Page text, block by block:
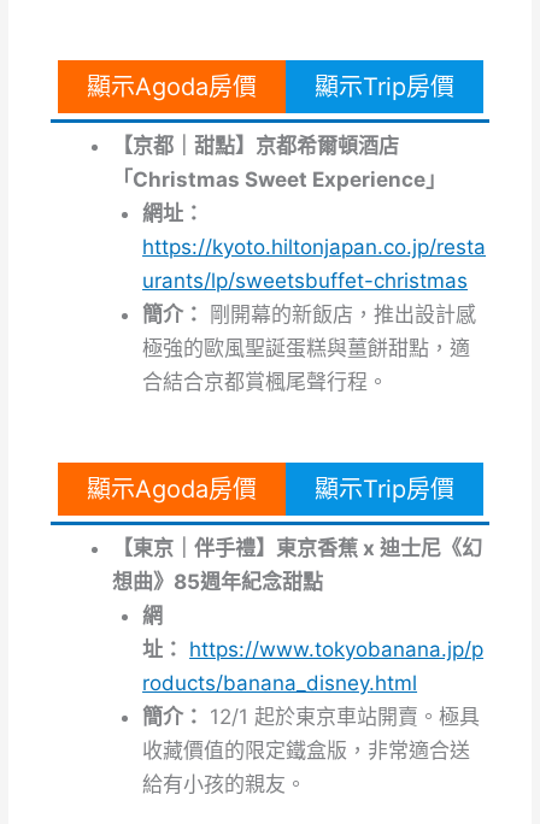
顯示Agoda房價 顯示Trip房價
【京都｜甜點】 京都希爾頓酒店
「Christmas Sweet Experience」
網址：
https://kyoto.hiltonjapan.co.jp/resta
urants/lp/sweetsbuffet-christmas
簡介：
剛開幕的新飯店，推出設計感
極強的歐風聖誕蛋糕與薑餅甜點，適
合結合京都賞楓尾聲行程。
顯示Agoda房價 顯示Trip房價
【東京｜伴手禮】東京香蕉 x 迪士尼《幻
想曲》85週年紀念甜點
網
址： https://www.tokyobanana.jp/p
roducts/banana_disney.html
簡介： 12/1 起於東京車站開賣。極具
收藏價值的限定鐵盒版，非常適合送
給有小孩的親友。